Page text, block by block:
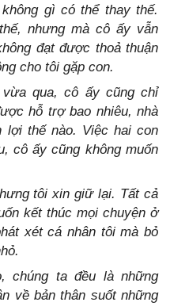
gì có thể thay thế.
nhưng mà cô ấy vẫn
đạt được thoả thuận
cho tôi gặp con.
qua, cô ấy cũng chỉ
hỗ trợ bao nhiêu, nhà
lợi thế nào. Việc hai con
cô ấy cũng không muốn
tôi xin giữ lại. Tất cả
kết thúc mọi chuyện ở
xét cá nhân tôi mà bỏ
chúng ta đều là những
về bản thân suốt những